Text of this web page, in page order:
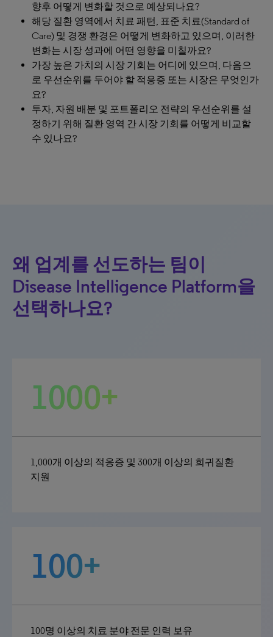
향후 어떻게 변화할 것으로 예상되나요?
해당 질환 영역에서 치료 패턴, 표준 치료(Standard of
Care) 및 경쟁 환경은 어떻게 변화하고 있으며, 이러한
변화는 시장 성과에 어떤 영향을 미칠까요?
가장 높은 가치의 시장 기회는 어디에 있으며, 다음으
로 우선순위를 두어야 할 적응증 또는 시장은 무엇인가
요?
투자, 자원 배분 및 포트폴리오 전략의 우선순위를 설
정하기 위해 질환 영역 간 시장 기회를 어떻게 비교할
수 있나요?
왜 업계를 선도하는 팀이
Disease Intelligence Platform을
선택하나요?
1000+
1,000개 이상의 적응증 및 300개 이상의 희귀질환
지원
100+
100명 이상의 치료 분야 전문 인력 보유